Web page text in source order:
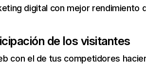
digital con mejor rendimiento
de los visitantes
con el de tus competidores